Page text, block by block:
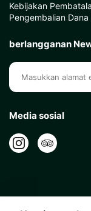
Kebijakan
Pengembalian Dana
berlangganan
Media sosial